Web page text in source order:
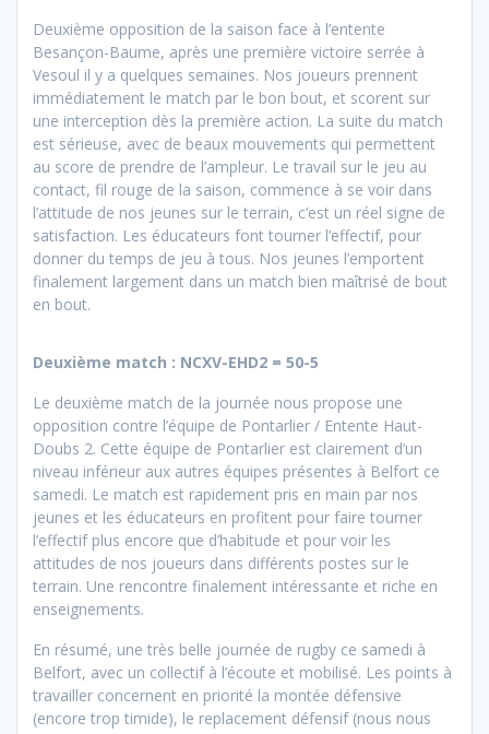
Deuxième opposition de la saison face à l’entente
Besançon-Baume, après une première victoire serrée à
Vesoul il y a quelques semaines. Nos joueurs prennent
immédiatement le match par le bon bout, et scorent sur
une interception dès la première action. La suite du match
est sérieuse, avec de beaux mouvements qui permettent
au score de prendre de l’ampleur. Le travail sur le jeu au
contact, fil rouge de la saison, commence à se voir dans
l’attitude de nos jeunes sur le terrain, c’est un réel signe de
satisfaction. Les éducateurs font tourner l’effectif, pour
donner du temps de jeu à tous. Nos jeunes l’emportent
finalement largement dans un match bien maîtrisé de bout
en bout.
Deuxième match : NCXV-EHD2 = 50-5
Le deuxième match de la journée nous propose une
opposition contre l’équipe de Pontarlier / Entente Haut-
Doubs 2. Cette équipe de Pontarlier est clairement d’un
niveau inférieur aux autres équipes présentes à Belfort ce
samedi. Le match est rapidement pris en main par nos
jeunes et les éducateurs en profitent pour faire tourner
l’effectif plus encore que d’habitude et pour voir les
attitudes de nos joueurs dans différents postes sur le
terrain. Une rencontre finalement intéressante et riche en
enseignements.
En résumé, une très belle journée de rugby ce samedi à
Belfort, avec un collectif à l’écoute et mobilisé. Les points à
travailler concernent en priorité la montée défensive
(encore trop timide), le replacement défensif (nous nous